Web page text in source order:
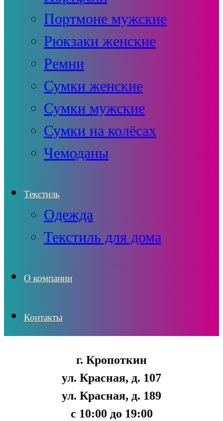
Портмоне мужские
Рюкзаки женские
Ремни
Сумки женские
Сумки мужские
Сумки на колёсах
Чемоданы
Текстиль
Одежда
Текстиль для дома
О компании
Контакты
г. Кропоткин
ул. Красная, д. 107
ул. Красная, д. 189
с 10:00 до 19:00